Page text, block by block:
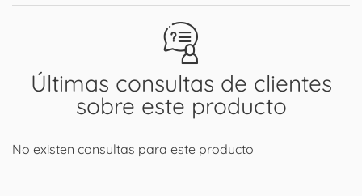
Últimas consultas de clientes
sobre este producto
No existen consultas para este producto